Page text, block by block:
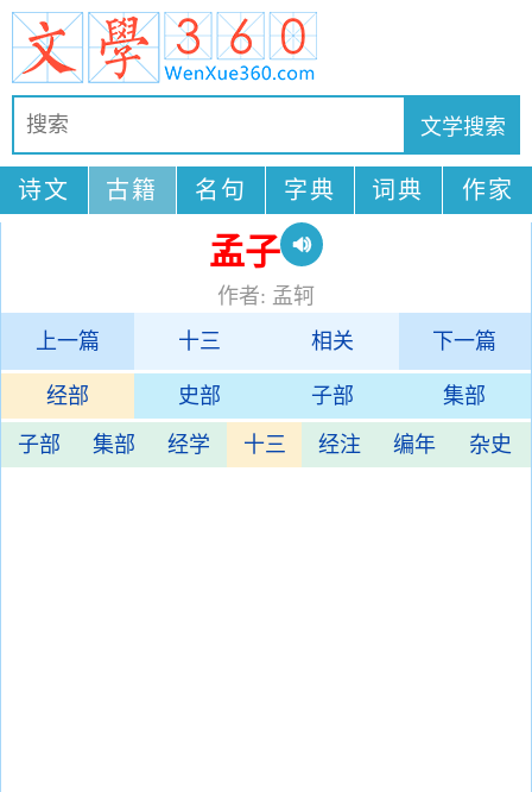
诗文 古籍 名句 字典 词典 作家
孟子
作者: 孟轲
上一篇
十三 相关 下一篇
经部 史部 子部 集部
子部 集部 经学 十三 经注 编年 杂史